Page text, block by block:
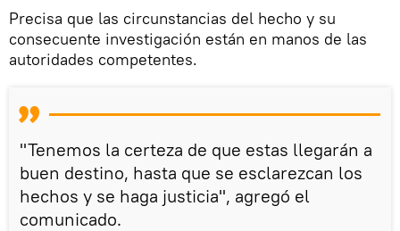
Precisa que las circunstancias del hecho y su
consecuente investigación están en manos de las
autoridades competentes.
"Tenemos la certeza de que estas llegarán a
buen destino, hasta que se esclarezcan los
hechos y se haga justicia", agregó el
comunicado.